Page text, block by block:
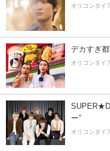
オリコンタイ
デカすぎ
オリコンタイ
ー”
オリコンタイ